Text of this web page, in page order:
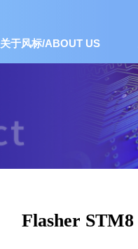
关于风标/ABOUT US
Flasher STM8